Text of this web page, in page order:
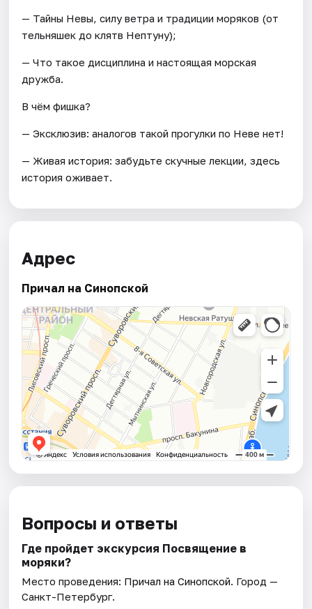
— Тайны Невы, силу ветра и традиции моряков (от
тельняшек до клятв Нептуну);
— Что такое дисциплина и настоящая морская
дружба.
В чём фишка?
— Эксклюзив: аналогов такой прогулки по Неве нет!
— Живая история: забудьте скучные лекции, здесь
история оживает.
Адрес
Причал на Синопской
Вопросы и ответы
Где пройдет экскурсия Посвящение в
моряки?
Место проведения: Причал на Синопской. Город —
Санкт-Петербург.